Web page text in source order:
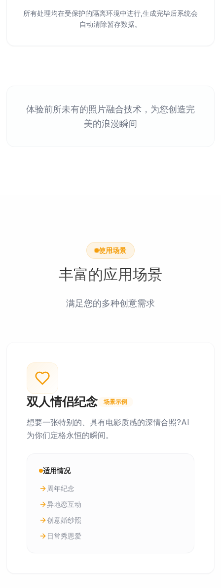
所有处理均在受保护的隔离环境中进行,生成完毕后系统会
自动清除暂存数据。
体验前所未有的照片融合技术，为您创造完
美的浪漫瞬间
使用场景
丰富的应用场景
满足您的多种创意需求
双人情侣纪念 场景示例
想要一张特别的、具有电影质感的深情合照?AI
为你们定格永恒的瞬间。
适用情况
周年纪念
异地恋互动
创意婚纱照
日常秀恩爱